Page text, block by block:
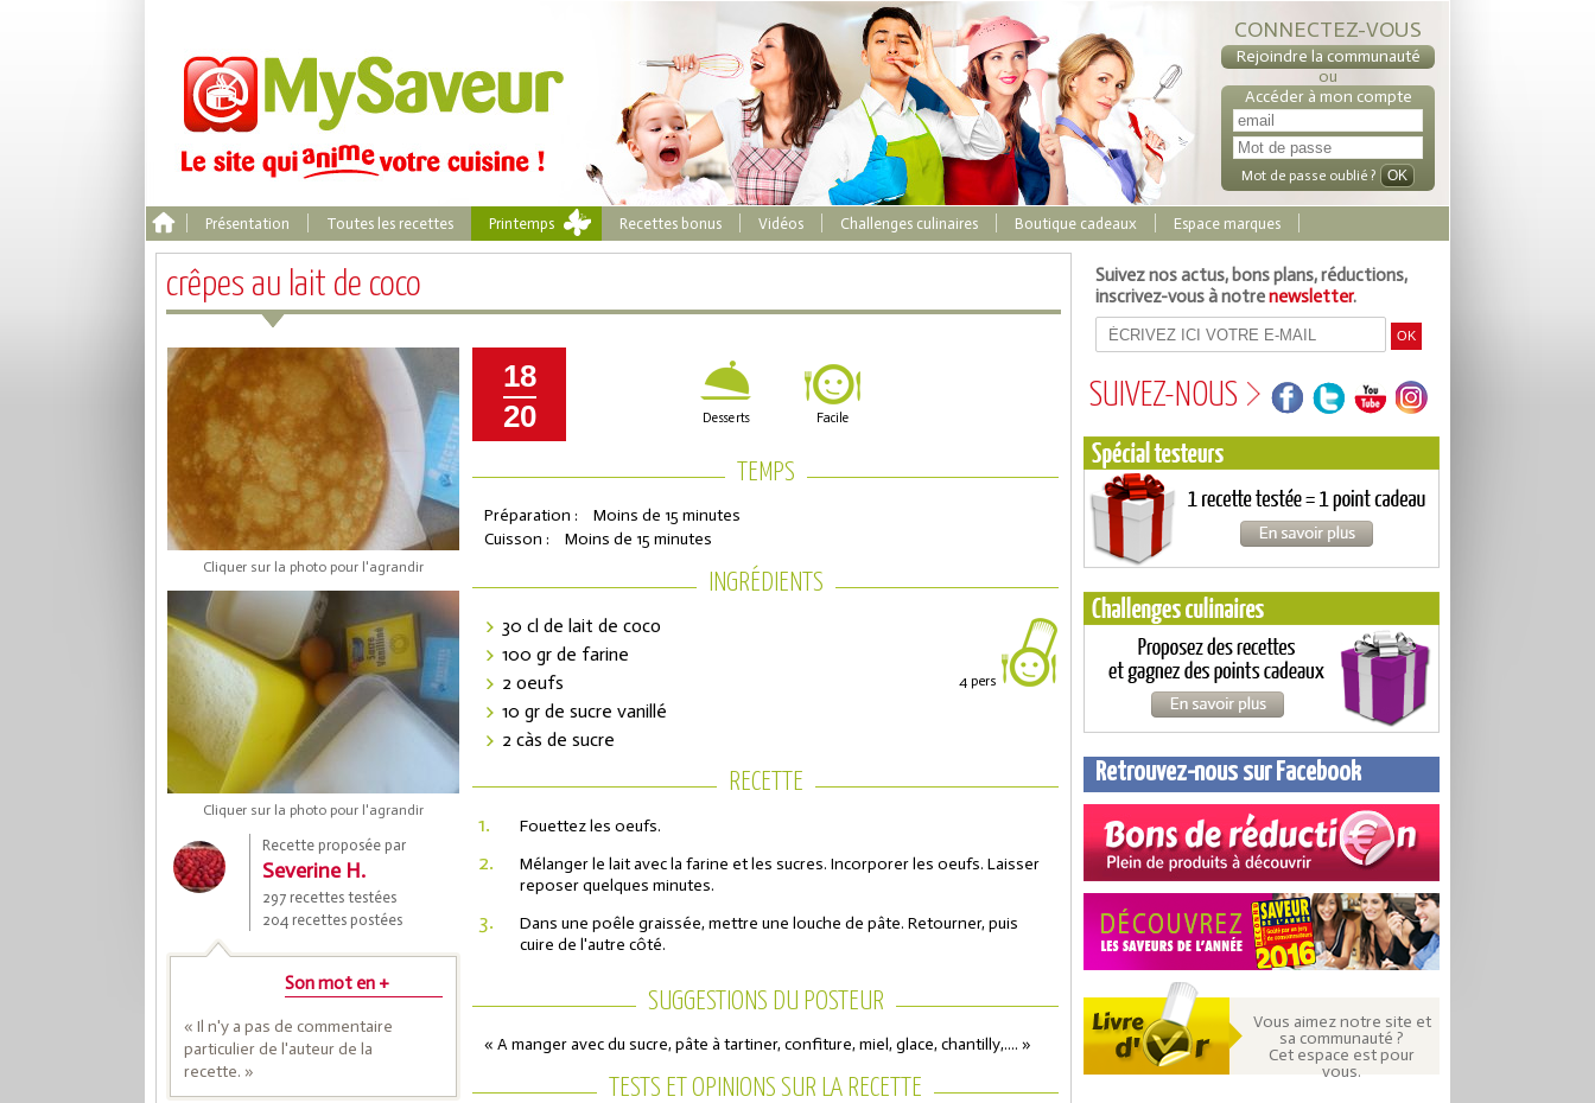
CONNECTEZ-VOUS
Rejoindre la communauté
ou
Accéder à mon compte
Mot de passe oublié ?
Présentation Toutes les recettes Printemps Recettes bonus Vidéos Challenges culinaires Boutique cadeaux Espace marques
crêpes au lait de coco
Cliquer sur la photo pour l'agrandir
Cliquer sur la photo pour l'agrandir
Recette proposée par
Severine H.
297 recettes testées
204 recettes postées
Son mot en +
« Il n'y a pas de commentaire
particulier de l'auteur de la
recette. »
18
20
Desserts Facile
TEMPS
Préparation :
Moins de 15 minutes
Cuisson :
Moins de 15 minutes
INGRÉDIENTS
4 pers
30 cl de lait de coco
100 gr de farine
2 oeufs
10 gr de sucre vanillé
2 càs de sucre
RECETTE
1. Fouettez les oeufs.
2.
Mélanger le lait avec la farine et les sucres. Incorporer les oeufs. Laisser
reposer quelques minutes.
3.
Dans une poêle graissée, mettre une louche de pâte. Retourner, puis
cuire de l'autre côté.
SUGGESTIONS DU POSTEUR
« A manger avec du sucre, pâte à tartiner, confiture, miel, glace, chantilly,.... »
TESTS ET OPINIONS SUR LA RECETTE
Suivez nos actus, bons plans, réductions,
inscrivez-vous à notrenewsletter.
SUIVEZ-NOUS
Retrouvez-nous sur Facebook
Coupons de réduction
Saveurs de l'Année
Vous aimez notre site et
sa communauté ?
Cet espace est pour
vous.